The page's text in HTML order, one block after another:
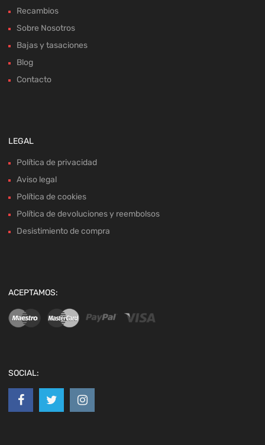
Recambios
Sobre Nosotros
Bajas y tasaciones
Blog
Contacto
LEGAL
Política de privacidad
Aviso legal
Política de cookies
Política de devoluciones y reembolsos
Desistimiento de compra
ACEPTAMOS:
SOCIAL: